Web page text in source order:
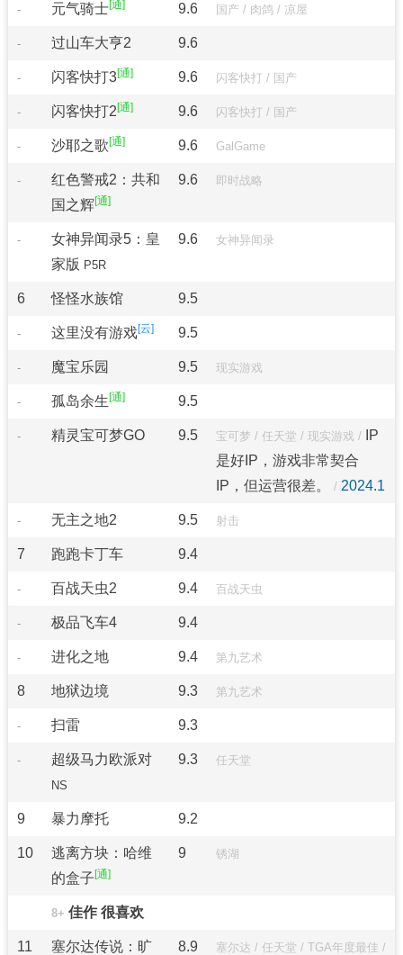
- 元气骑士 9.6 国产 / 肉鸽/ 凉屋
- 过山车大亨2 9.6
- 闪客快打3 9.6 闪客快打 / 国产
- 闪客快打2 9.6 闪客快打 / 国产
- 沙耶之歌 9.6 GalGame
-
红色警戒2：共和
国之辉
9.6 即时战略
-
女神异闻录5：皇
家版 P5R
9.6 女神异闻录
6 怪怪水族馆 9.5
- 这里没有游戏 9.5
- 魔宝乐园 9.5 现实游戏
- 孤岛余生 9.5
- 精灵宝可梦GO 9.5 宝可梦 / 任天堂 / 现实游戏 /
IP
是好IP，游戏非常契合
IP，但运营很差。
/ 2024.1
- 无主之地2 9.5 射击
7 跑跑卡丁车 9.4
- 百战天虫2 9.4 百战天虫
- 极品飞车4 9.4
- 进化之地 9.4 第九艺术
8 地狱边境 9.3 第九艺术
- 扫雷 9.3
- 超级马力欧派对
NS
9.3 任天堂
9 暴力摩托 9.2
10
逃离方块：哈维
的盒子
9 锈湖
8+ 佳作 很喜欢
11 塞尔达传说：旷 8.9 塞尔达 / 任天堂 / TGA年度最佳 /